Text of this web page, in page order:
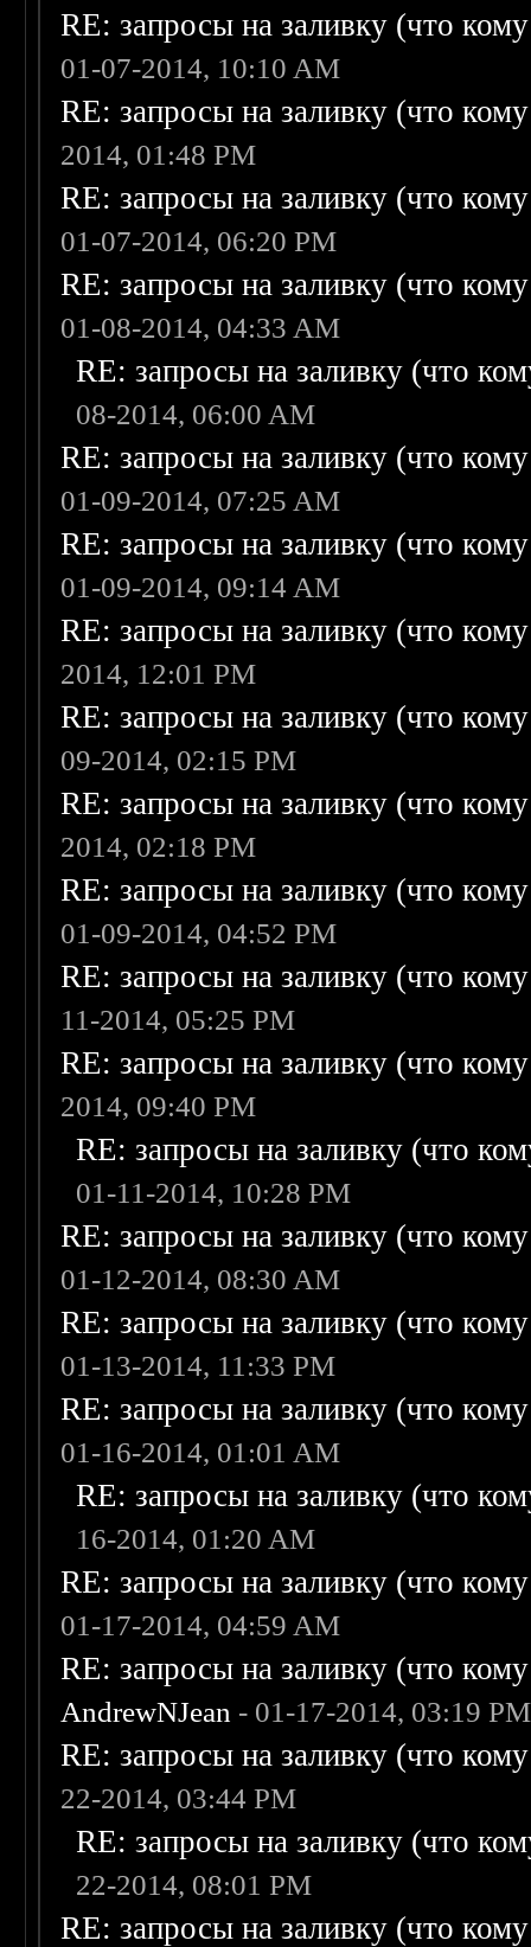
RE: запросы на заливку (что
01-07-2014, 10:10 AM
RE: запросы на заливку (что
2014, 01:48 PM
RE: запросы на заливку (что
01-07-2014, 06:20 PM
RE: запросы на заливку (что
01-08-2014, 04:33 AM
RE: запросы на заливку (что
08-2014, 06:00 AM
RE: запросы на заливку (что
01-09-2014, 07:25 AM
RE: запросы на заливку (что
01-09-2014, 09:14 AM
RE: запросы на заливку (что
2014, 12:01 PM
RE: запросы на заливку (что
09-2014, 02:15 PM
RE: запросы на заливку (что
2014, 02:18 PM
RE: запросы на заливку (что
01-09-2014, 04:52 PM
RE: запросы на заливку (что
11-2014, 05:25 PM
RE: запросы на заливку (что
2014, 09:40 PM
RE: запросы на заливку (что
01-11-2014, 10:28 PM
RE: запросы на заливку (что
01-12-2014, 08:30 AM
RE: запросы на заливку (что
01-13-2014, 11:33 PM
RE: запросы на заливку (что
01-16-2014, 01:01 AM
RE: запросы на заливку (что
16-2014, 01:20 AM
RE: запросы на заливку (что
01-17-2014, 04:59 AM
RE: запросы на заливку (что
AndrewNJean - 01-17-2014, 03:19 PM
RE: запросы на заливку (что
22-2014, 03:44 PM
RE: запросы на заливку (что
22-2014, 08:01 PM
RE: запросы на заливку (что